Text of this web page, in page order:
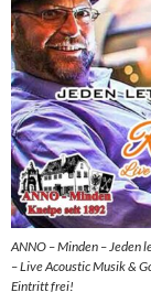
ANNO – Minden – Jeden
– Live Acoustic Musik &
Eintritt frei!